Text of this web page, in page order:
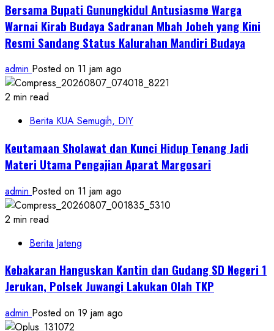
Bersama Bupati Gunungkidul Antusiasme Warga
Warnai Kirab Budaya Sadranan Mbah Jobeh yang Kini
Resmi Sandang Status Kalurahan Mandiri Budaya
admin Posted on 11 jam ago
2 min read
Berita KUA Semugih, DIY
Keutamaan Sholawat dan Kunci Hidup Tenang Jadi
Materi Utama Pengajian Aparat Margosari
admin Posted on 11 jam ago
2 min read
Berita Jateng
Kebakaran Hanguskan Kantin dan Gudang SD Negeri 1
Jerukan, Polsek Juwangi Lakukan Olah TKP
admin Posted on 19 jam ago